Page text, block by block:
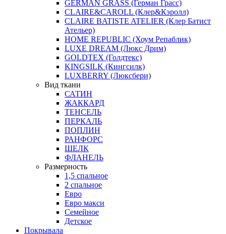
GERMAN GRASS (Герман Грасс)
CLAIRE&CAROLL (Клер&Кэролл)
CLAIRE BATISTE ATELIER (Клер Батист
Ательер)
HOME REPUBLIC (Хоум Репаблик)
LUXE DREAM (Люкс Дрим)
GOLDTEX (Голдтекс)
KINGSILK (Кингсилк)
LUXBERRY (Люксбери)
Вид ткани
САТИН
ЖАККАРД
ТЕНСЕЛЬ
ПЕРКАЛЬ
ПОПЛИН
РАНФОРС
ШЕЛК
ФЛАНЕЛЬ
Размерность
1,5 спальное
2 спальное
Евро
Евро макси
Семейное
Детское
Покрывала